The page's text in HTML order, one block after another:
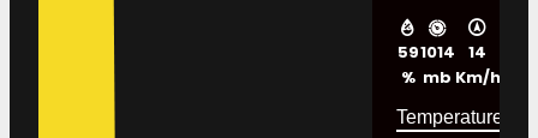
59
%
1014
mb
14
Km/h